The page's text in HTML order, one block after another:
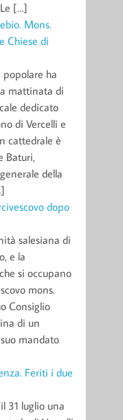
[…]
Mons.
Chiese di
ha
mattinata di
dedicato
di Vercelli e
cattedrale è
Baturi,
della
dopo
salesiana di
e la
si occupano
mons.
Consiglio
di un
mandato
Feriti i due
31 luglio una